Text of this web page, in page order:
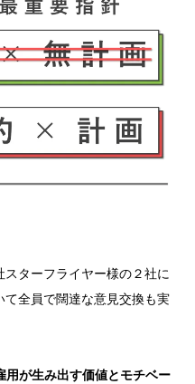
ターフライヤー様の２社に
全員で闊達な意見交換も実
が生み出す価値とモチベー